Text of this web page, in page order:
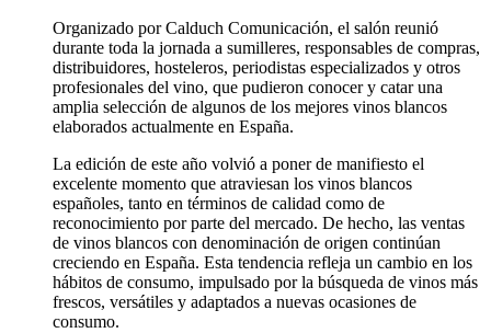
Organizado por Calduch Comunicación, el salón reunió
durante toda la jornada a sumilleres, responsables de compras,
distribuidores, hosteleros, periodistas especializados y otros
profesionales del vino, que pudieron conocer y catar una
amplia selección de algunos de los mejores vinos blancos
elaborados actualmente en España.
La edición de este año volvió a poner de manifiesto el
excelente momento que atraviesan los vinos blancos
españoles, tanto en términos de calidad como de
reconocimiento por parte del mercado. De hecho, las ventas
de vinos blancos con denominación de origen continúan
creciendo en España. Esta tendencia refleja un cambio en los
hábitos de consumo, impulsado por la búsqueda de vinos más
frescos, versátiles y adaptados a nuevas ocasiones de
consumo.